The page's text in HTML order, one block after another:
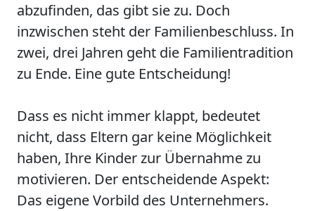
abzufinden, das gibt sie zu. Doch
inzwischen steht der Familienbeschluss. In
zwei, drei Jahren geht die Familientradition
zu Ende. Eine gute Entscheidung!
Dass es nicht immer klappt, bedeutet
nicht, dass Eltern gar keine Möglichkeit
haben, Ihre Kinder zur Übernahme zu
motivieren. Der entscheidende Aspekt:
Das eigene Vorbild des Unternehmers.